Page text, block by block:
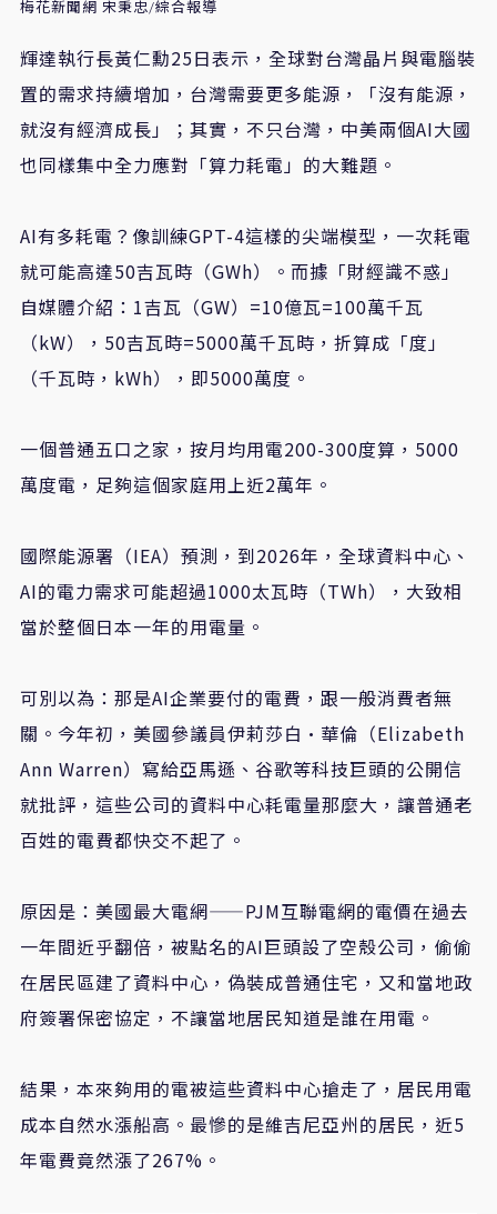
梅花新聞網 宋秉忠/綜合報導
輝達執行長黃仁勳25日表示，全球對台灣晶片與電腦裝
置的需求持續增加，台灣需要更多能源，「沒有能源，
就沒有經濟成長」；其實，不只台灣，中美兩個AI大國
也同樣集中全力應對「算力耗電」的大難題。
AI有多耗電？像訓練GPT-4這樣的尖端模型，一次耗電
就可能高達50吉瓦時（GWh）。而據「財經識不惑」
自媒體介紹：1吉瓦（GW）=10億瓦=100萬千瓦
（kW），50吉瓦時=5000萬千瓦時，折算成「度」
（千瓦時，kWh），即5000萬度。
一個普通五口之家，按月均用電200-300度算，5000
萬度電，足夠這個家庭用上近2萬年。
國際能源署（IEA）預測，到2026年，全球資料中心、
AI的電力需求可能超過1000太瓦時（TWh），大致相
當於整個日本一年的用電量。
可別以為：那是AI企業要付的電費，跟一般消費者無
關。今年初，美國參議員伊莉莎白·華倫（Elizabeth
Ann Warren）寫給亞馬遜、谷歌等科技巨頭的公開信
就批評，這些公司的資料中心耗電量那麼大，讓普通老
百姓的電費都快交不起了。
原因是：美國最大電網——PJM互聯電網的電價在過去
一年間近乎翻倍，被點名的AI巨頭設了空殼公司，偷偷
在居民區建了資料中心，偽裝成普通住宅，又和當地政
府簽署保密協定，不讓當地居民知道是誰在用電。
結果，本來夠用的電被這些資料中心搶走了，居民用電
成本自然水漲船高。最慘的是維吉尼亞州的居民，近5
年電費竟然漲了267%。